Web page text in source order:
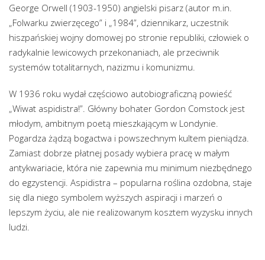
George Orwell (1903-1950) angielski pisarz (autor m.in.
„Folwarku zwierzęcego” i „1984”, dziennikarz, uczestnik
hiszpańskiej wojny domowej po stronie republiki, człowiek o
radykalnie lewicowych przekonaniach, ale przeciwnik
systemów totalitarnych, nazizmu i komunizmu.
W 1936 roku wydał częściowo autobiograficzną powieść
„Wiwat aspidistra!”. Główny bohater Gordon Comstock jest
młodym, ambitnym poetą mieszkającym w Londynie.
Pogardza żądzą bogactwa i powszechnym kultem pieniądza.
Zamiast dobrze płatnej posady wybiera pracę w małym
antykwariacie, która nie zapewnia mu minimum niezbędnego
do egzystencji. Aspidistra – popularna roślina ozdobna, staje
się dla niego symbolem wyższych aspiracji i marzeń o
lepszym życiu, ale nie realizowanym kosztem wyzysku innych
ludzi.